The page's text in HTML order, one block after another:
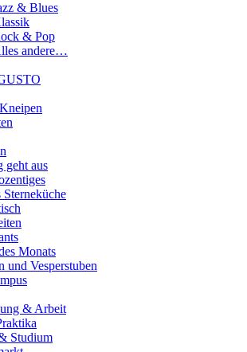
& Blues
& Pop
andere…
geht aus
Monats
und Vesperstuben
& Arbeit
Studium